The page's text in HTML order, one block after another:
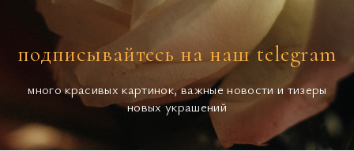
подписывайтесь на наш telegram
много красивых картинок, важные новости и тизеры
новых украшений